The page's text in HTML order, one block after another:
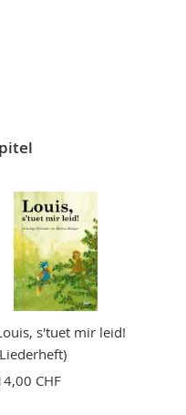
s'tuet mir leid!
CHF